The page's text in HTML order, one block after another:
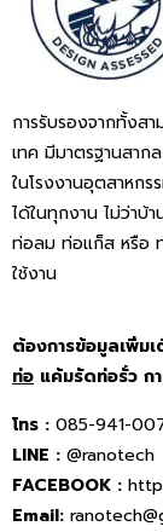
การรับรองจากทั้งส
เทค มีมาตรฐานสา
ในโรงงานอุตสาหกร
ได้ในทุกงาน ไม่ว่าบ้
ท่อลม ท่อแก็ส หรือ
ใช้งาน
ต้องการข้อมูลเพิ่ม
ท่อ แค้มรัดท่อรั่ว ก
โทร : 085-941-
LINE : @ranotech
FACEBOOK :
Email: